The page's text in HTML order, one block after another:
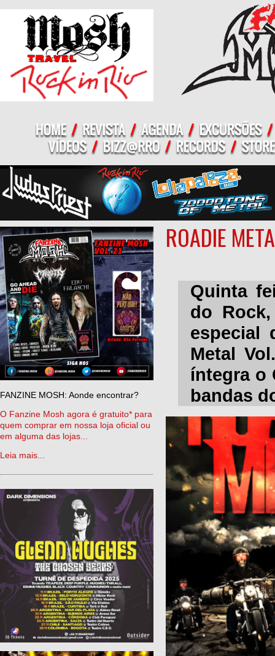
FANZINE MOSH: Aonde encontrar?
O Fanzine Mosh agora é gratuito* para
quem comprar em nossa loja oficial ou
em alguma das lojas...
Leia mais...
ROADIE
Quinta
do
especial
Metal
íntegra o
bandas